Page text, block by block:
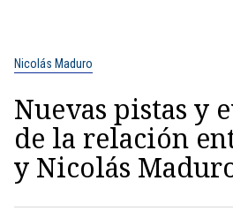
Nicolás Maduro
Nuevas pistas y
de la relación
y Nicolás